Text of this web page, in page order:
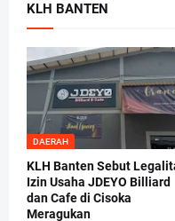
KLH BANTEN
DAERAH
KLH Banten Sebut
Izin Usaha JDEYO Billiard
dan Cafe di Cisoka
Meragukan